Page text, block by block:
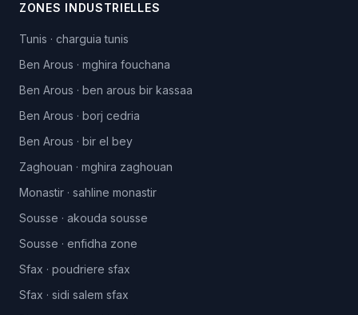
ZONES INDUSTRIELLES
Tunis · charguia tunis
Ben Arous · mghira fouchana
Ben Arous · ben arous bir kassaa
Ben Arous · borj cedria
Ben Arous · bir el bey
Zaghouan · mghira zaghouan
Monastir · sahline monastir
Sousse · akouda sousse
Sousse · enfidha zone
Sfax · poudriere sfax
Sfax · sidi salem sfax